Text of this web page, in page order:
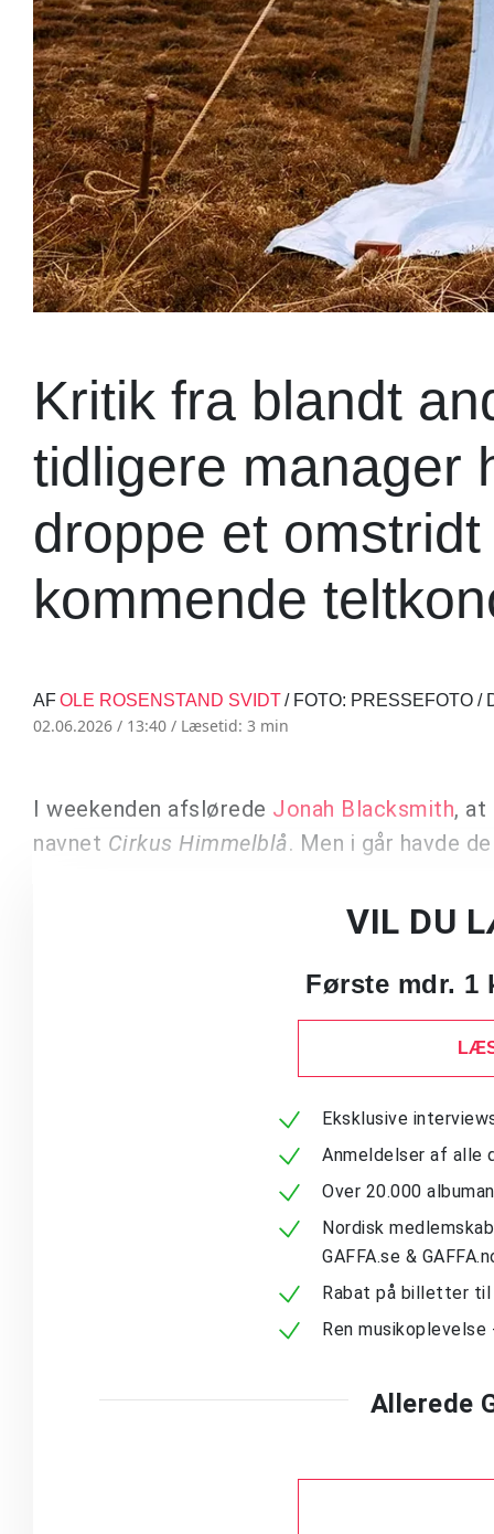
Kritik fra blandt
tidligere manager
droppe et
kommende
AFOLE ROSENSTAND SVIDT/ FOTO: PRESSEFOTO /
02.06.2026 / 13:40 / Læsetid: 3 min
I weekenden afslørede Jonah Blacksmith, at
navnet Cirkus Himmelblå. Men i går havde
VIL DU
Første mdr.
Eksklusive
Anmeldelser af alle
Over 20.000
Nordisk
GAFFA.se &
Rabat på billetter
Ren
Allerede